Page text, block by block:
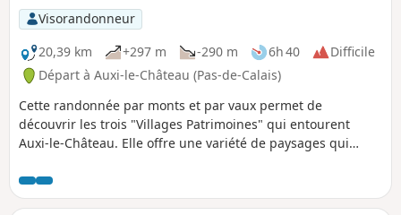
Visorandonneur
20,39 km
+297 m -290 m 6h 40
Difficile
Départ à Auxi-le-Château (Pas-de-Calais)
Cette randonnée par monts et par vaux permet de
découvrir les trois "Villages Patrimoines" qui entourent
Auxi-le-Château. Elle offre une variété de paysages qui
et au respect de la diversité.